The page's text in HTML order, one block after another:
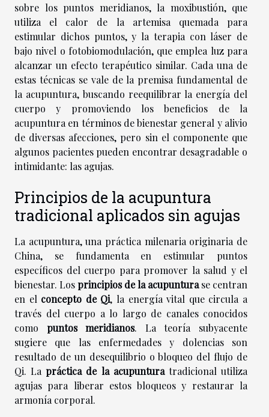
sobre los puntos meridianos, la moxibustión, que
utiliza el calor de la artemisa quemada para
estimular dichos puntos, y la terapia con láser de
bajo nivel o fotobiomodulación, que emplea luz para
alcanzar un efecto terapéutico similar. Cada una de
estas técnicas se vale de la premisa fundamental de
la acupuntura, buscando reequilibrar la energía del
cuerpo y promoviendo los beneficios de la
acupuntura en términos de bienestar general y alivio
de diversas afecciones, pero sin el componente que
algunos pacientes pueden encontrar desagradable o
intimidante: las agujas.
Principios de la acupuntura
tradicional aplicados sin agujas
La acupuntura, una práctica milenaria originaria de
China, se fundamenta en estimular puntos
específicos del cuerpo para promover la salud y el
bienestar. Losprincipios de la acupunturase centran
en el concepto de Qi, la energía vital que circula a
través del cuerpo a lo largo de canales conocidos
como puntos meridianos. La teoría subyacente
sugiere que las enfermedades y dolencias son
resultado de un desequilibrio o bloqueo del flujo de
Qi. Lapráctica de la acupunturatradicional utiliza
agujas para liberar estos bloqueos y restaurar la
armonía corporal.